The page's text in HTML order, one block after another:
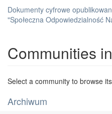
Dokumenty cyfrowe
"Społeczna Odpowiedzialność
Communities
Select a community to browse
Archiwum